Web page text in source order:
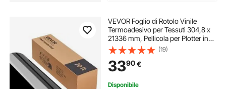
VEVOR Foglio di Rotolo Vinile
Termoadesivo per Tessuti 304,8 x
21336 mm, Pellicola per Plotter in
Vinile a Trasferimento Termico per
Macchine da Taglio, per Magliette
Cuscini Cappelli, HTV, Nero
(19)
3390€
Disponibile